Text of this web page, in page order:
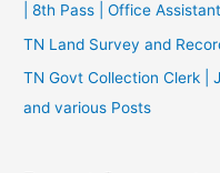
| 8th Pass | Office Assistant
TN Land Survey and
TN Govt Collection Clerk |
and various Posts